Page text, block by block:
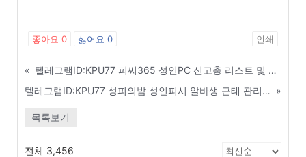
좋아요 0 싫어요 0 인쇄
«
텔레그램ID:KPU77 피씨365 성인PC 신고충 리스트 및 사기피해방 입장 - 이천
텔레그램ID:KPU77 성피의밤 성인피시 알바생 근태 관리 및 퇴직금 관련 법률 지식 - 대구
»
목록보기
전체 3,456